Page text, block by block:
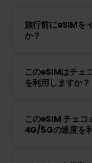
ます。ただし、T-
のネットワークに
旅行前にeSIMを
か？
とをおすすめしま
着するまでネット
このeSIMはチェ
を利用しますか？
ットワークに接続
Mobile、O2、
このeSIM チェコ
4G/5Gの速度を